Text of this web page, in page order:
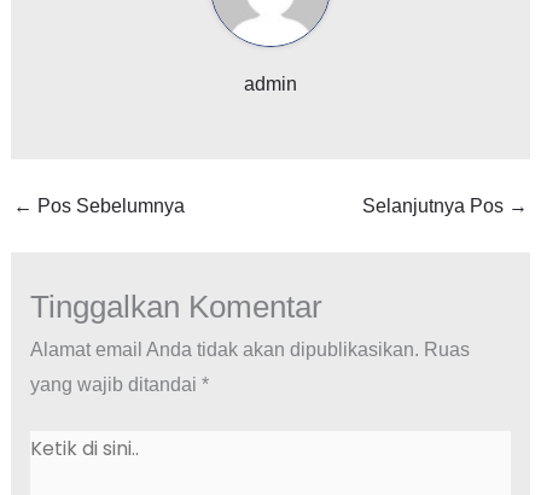
admin
← Pos Sebelumnya Selanjutnya Pos →
Tinggalkan Komentar
Alamat email Anda tidak akan dipublikasikan. Ruas
yang wajib ditandai *
Ketik